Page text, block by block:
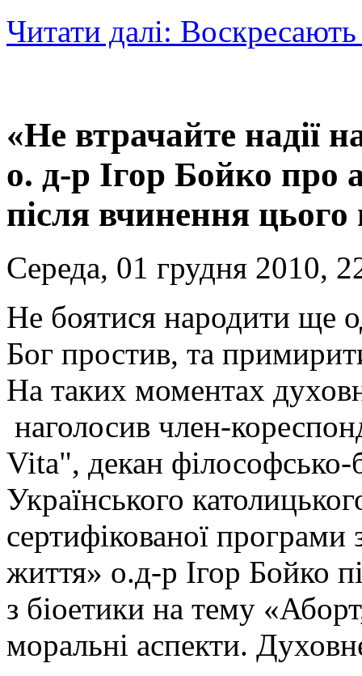
Читати далі:
«Не втрачайте надії
о. д-р Ігор Бойко про
після вчинення цього
Середа, 01 грудня 2010,
Не боятися народити ще
Бог простив, та
На таких моментах
наголосив член-
Vita", декан філософсько-
Українського
сертифікованої
життя» о.д-р Ігор Бойко
з біоетики на тему
моральні аспекти.